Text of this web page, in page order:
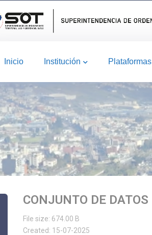
Inicio Institución Plataformas
CONJUNTO DE DATOS
File size: 674.00 B
Created: 15-07-2025